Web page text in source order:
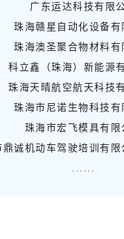
广东运达科技有限
珠海赣星自动化设备有
珠海澳圣聚合物材料有
科立鑫（珠海）新能源
珠海天晴航空航天科技
珠海市尼诺生物科技有
珠海市宏飞模具有限
鼎诚机动车驾驶培训有